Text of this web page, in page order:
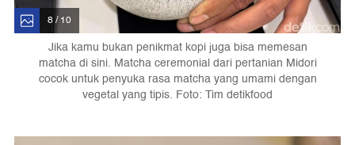
8 / 10
Jika kamu bukan penikmat kopi juga bisa memesan
matcha di sini. Matcha ceremonial dari pertanian Midori
cocok untuk penyuka rasa matcha yang umami dengan
vegetal yang tipis. Foto: Tim detikfood